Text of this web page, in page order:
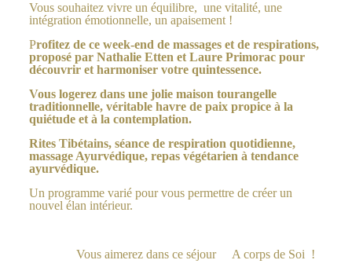
Vous souhaitez vivre un équilibre, une vitalité, une
intégration émotionnelle, un apaisement !
Profitez de ce week-end de massages et de respirations,
proposé par Nathalie Etten et Laure Primorac pour
découvrir et harmoniser votre quintessence.
Vous logerez dans une jolie maison tourangelle
traditionnelle, véritable havre de paix propice à la
quiétude et à la contemplation.
Rites Tibétains, séance de respiration quotidienne,
massage Ayurvédique, repas végétarien à tendance
ayurvédique.
Un programme varié pour vous permettre de créer un
nouvel élan intérieur.
Vous aimerez dans ce séjour A corps de Soi !